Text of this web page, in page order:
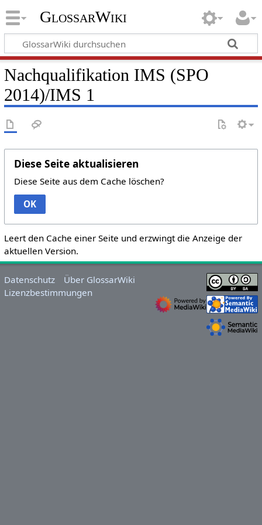
GlossarWiki
Nachqualifikation IMS (SPO
2014)/IMS 1
Diese Seite aktualisieren
Diese Seite aus dem Cache löschen?
OK
Leert den Cache einer Seite und erzwingt die Anzeige der
aktuellen Version.
Datenschutz
Über GlossarWiki
Lizenzbestimmungen